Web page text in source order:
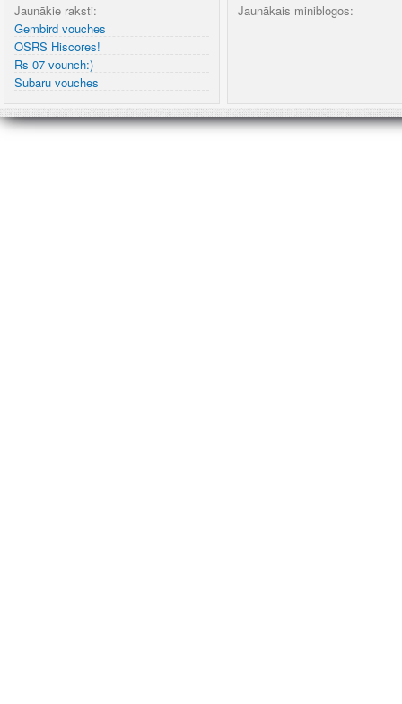
Jaunākie raksti:
Gembird vouches
OSRS Hiscores!
Rs 07 vounch:)
Subaru vouches
Jaunākais miniblogos: